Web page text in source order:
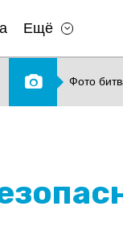
Ещё
Фото